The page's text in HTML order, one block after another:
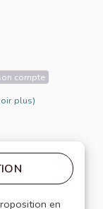
compte
plus)
en